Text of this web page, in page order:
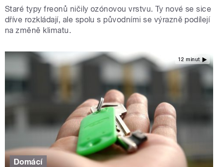
Staré typy freonů ničily ozónovou vrstvu. Ty nové se sice
dříve rozkládají, ale spolu s původními se výrazně podílejí
na změně klimatu.
12 minut
Domácí